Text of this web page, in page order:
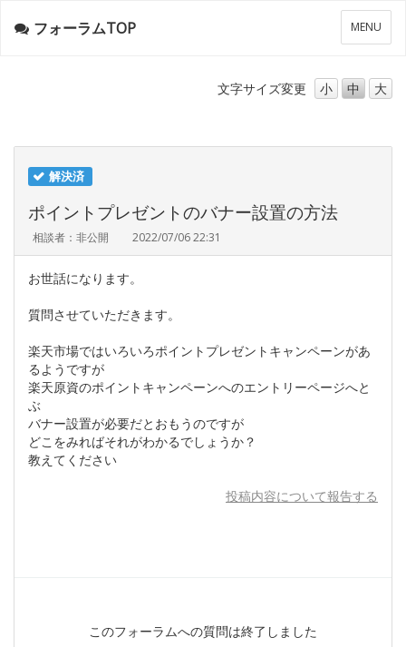
メ
ニ
ー
MENU
フォーラムTOP
文字サイズ変更 小 中 大
解決済
ポイントプレゼントのバナー設置の方法
相談者：非公開 2022/07/06 22:31
お世話になります。
質問させていただきます。
楽天市場ではいろいろポイントプレゼントキャンペーンがあ
るようですが
楽天原資のポイントキャンペーンへのエントリーページへと
ぶ
バナー設置が必要だとおもうのですが
どこをみればそれがわかるでしょうか？
教えてください
投稿内容について報告する
このフォーラムへの質問は終了しました